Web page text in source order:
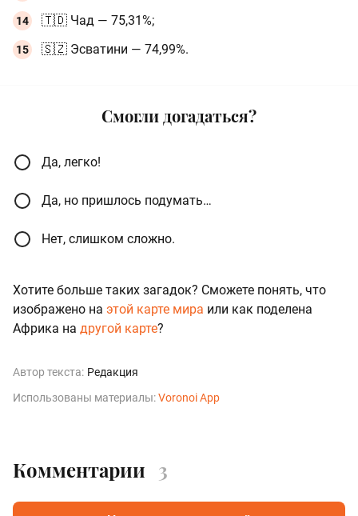
🇹🇩 Чад — 75,31%;
🇸🇿 Эсватини — 74,99%.
Смогли догадаться?
Да, легко!
Да, но пришлось подумать…
Нет, слишком сложно.
Хотите больше таких загадок? Сможете понять, что
изображено на этой карте мира или как поделена
Африка на другой карте?
Автор текста: Редакция
Использованы материалы:Voronoi App
Комментарии 3